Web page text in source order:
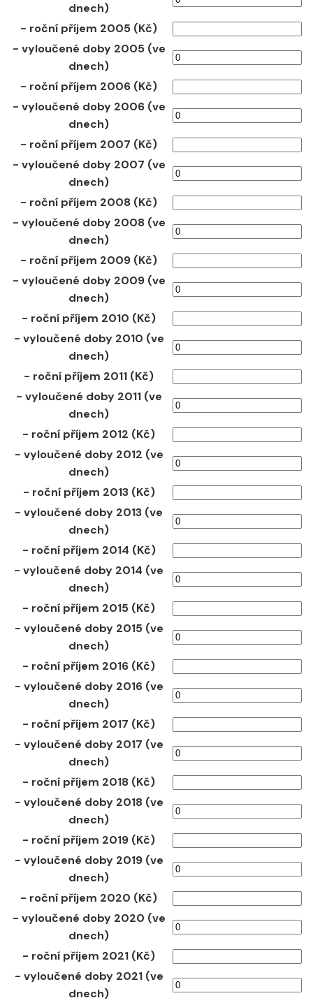
dnech)
- roční příjem 2005 (Kč)
- vyloučené doby 2005 (ve
dnech)
- roční příjem 2006 (Kč)
- vyloučené doby 2006 (ve
dnech)
- roční příjem 2007 (Kč)
- vyloučené doby 2007 (ve
dnech)
- roční příjem 2008 (Kč)
- vyloučené doby 2008 (ve
dnech)
- roční příjem 2009 (Kč)
- vyloučené doby 2009 (ve
dnech)
- roční příjem 2010 (Kč)
- vyloučené doby 2010 (ve
dnech)
- roční příjem 2011 (Kč)
- vyloučené doby 2011 (ve
dnech)
- roční příjem 2012 (Kč)
- vyloučené doby 2012 (ve
dnech)
- roční příjem 2013 (Kč)
- vyloučené doby 2013 (ve
dnech)
- roční příjem 2014 (Kč)
- vyloučené doby 2014 (ve
dnech)
- roční příjem 2015 (Kč)
- vyloučené doby 2015 (ve
dnech)
- roční příjem 2016 (Kč)
- vyloučené doby 2016 (ve
dnech)
- roční příjem 2017 (Kč)
- vyloučené doby 2017 (ve
dnech)
- roční příjem 2018 (Kč)
- vyloučené doby 2018 (ve
dnech)
- roční příjem 2019 (Kč)
- vyloučené doby 2019 (ve
dnech)
- roční příjem 2020 (Kč)
- vyloučené doby 2020 (ve
dnech)
- roční příjem 2021 (Kč)
- vyloučené doby 2021 (ve
dnech)